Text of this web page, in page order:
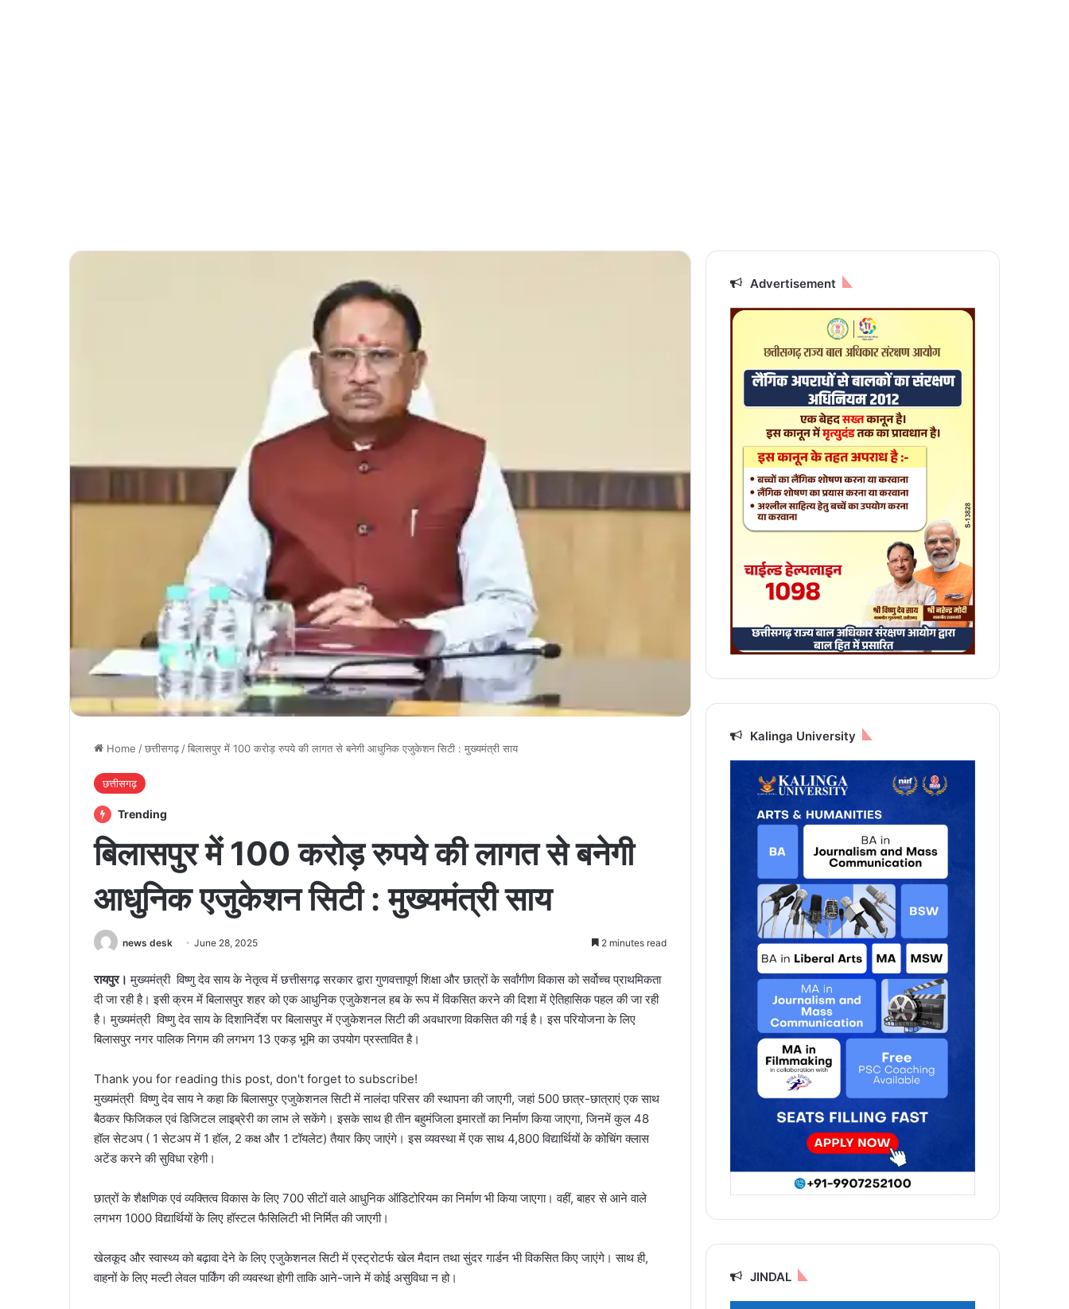
Home /छत्तीसगढ़ /बिलासपुर में 100 करोड़ रुपये की लागत से बनेगी आधुनिक एजुकेशन सिटी : मुख्यमंत्री साय
छत्तीसगढ़
Trending
बिलासपुर में 100 करोड़ रुपये की लागत से बनेगी
आधुनिक एजुकेशन सिटी : मुख्यमंत्री साय
news desk June 28, 2025 2 minutes read
रायपुर। मुख्यमंत्री विष्णु देव साय के नेतृत्व में छत्तीसगढ़ सरकार द्वारा गुणवत्तापूर्ण शिक्षा और छात्रों के सर्वांगीण विकास को सर्वोच्च प्राथमिकता
दी जा रही है। इसी क्रम में बिलासपुर शहर को एक आधुनिक एजुकेशनल हब के रूप में विकसित करने की दिशा में ऐतिहासिक पहल की जा रही
है। मुख्यमंत्री विष्णु देव साय के दिशानिर्देश पर बिलासपुर में एजुकेशनल सिटी की अवधारणा विकसित की गई है। इस परियोजना के लिए
बिलासपुर नगर पालिक निगम की लगभग 13 एकड़ भूमि का उपयोग प्रस्तावित है।
Thank you for reading this post, don't forget to subscribe!
मुख्यमंत्री विष्णु देव साय ने कहा कि बिलासपुर एजुकेशनल सिटी में नालंदा परिसर की स्थापना की जाएगी, जहां 500 छात्र-छात्राएं एक साथ
बैठकर फिजिकल एवं डिजिटल लाइब्रेरी का लाभ ले सकेंगे। इसके साथ ही तीन बहुमंजिला इमारतों का निर्माण किया जाएगा, जिनमें कुल 48
हॉल सेटअप ( 1 सेटअप में 1 हॉल, 2 कक्ष और 1 टॉयलेट) तैयार किए जाएंगे। इस व्यवस्था में एक साथ 4,800 विद्यार्थियों के कोचिंग क्लास
अटेंड करने की सुविधा रहेगी।
छात्रों के शैक्षणिक एवं व्यक्तित्व विकास के लिए 700 सीटों वाले आधुनिक ऑडिटोरियम का निर्माण भी किया जाएगा। वहीं, बाहर से आने वाले
लगभग 1000 विद्यार्थियों के लिए हॉस्टल फैसिलिटी भी निर्मित की जाएगी।
खेलकूद और स्वास्थ्य को बढ़ावा देने के लिए एजुकेशनल सिटी में एस्ट्रोटर्फ खेल मैदान तथा सुंदर गार्डन भी विकसित किए जाएंगे। साथ ही,
वाहनों के लिए मल्टी लेवल पार्किंग की व्यवस्था होगी ताकि आने-जाने में कोई असुविधा न हो।
Advertisement
Kalinga University
JINDAL